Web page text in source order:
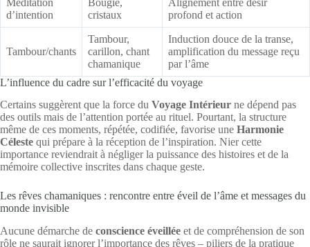
d’intention
cristaux
profond et action
Tambour/chants
Tambour,
carillon, chant
chamanique
Induction douce de la transe,
amplification du message reçu
par l’âme
L’influence du cadre sur l’efficacité du voyage
Certains suggèrent que la force du Voyage Intérieur ne dépend pas
des outils mais de l’attention portée au rituel. Pourtant, la structure
même de ces moments, répétée, codifiée, favorise une Harmonie
Céleste qui prépare à la réception de l’inspiration. Nier cette
importance reviendrait à négliger la puissance des histoires et de la
mémoire collective inscrites dans chaque geste.
Les rêves chamaniques : rencontre entre éveil de l’âme et messages du
monde invisible
Aucune démarche de conscience éveillée et de compréhension de son
rôle ne saurait ignorer l’importance des rêves – piliers de la pratique